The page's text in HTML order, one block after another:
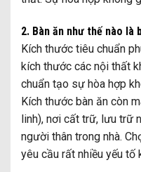
2. Bàn ăn như thế nào là
Kích thước tiêu chuẩn
kích thước các nội thất
chuẩn tạo sự hòa hợp
Kích thước bàn ăn còn
linh), nơi cất trữ, lưu trữ
người thân trong nhà.
yêu cầu rất nhiều yếu tố